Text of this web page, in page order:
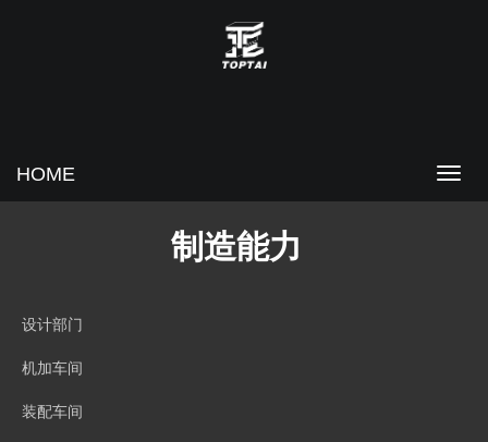
HOME
制造能力
设计部门
机加车间
装配车间